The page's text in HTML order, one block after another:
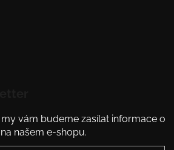
vám budeme zasílat informace o
našem e-shopu.